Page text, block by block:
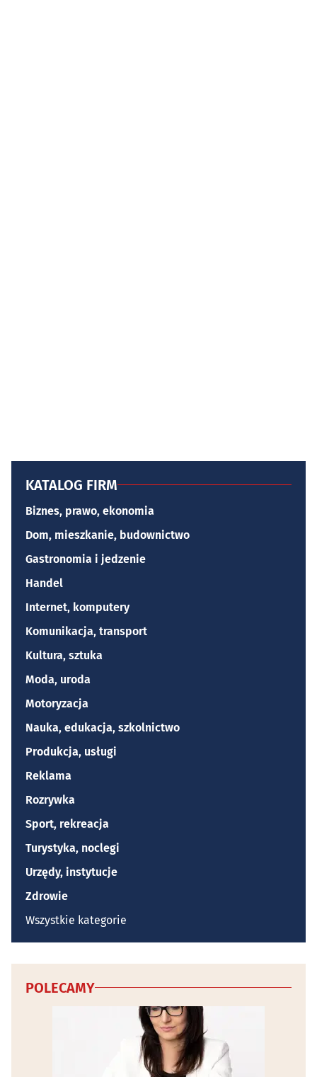
KATALOG FIRM
Biznes, prawo, ekonomia
Dom, mieszkanie, budownictwo
Gastronomia i jedzenie
Handel
Internet, komputery
Komunikacja, transport
Kultura, sztuka
Moda, uroda
Motoryzacja
Nauka, edukacja, szkolnictwo
Produkcja, usługi
Reklama
Rozrywka
Sport, rekreacja
Turystyka, noclegi
Urzędy, instytucje
Zdrowie
Wszystkie kategorie
POLECAMY